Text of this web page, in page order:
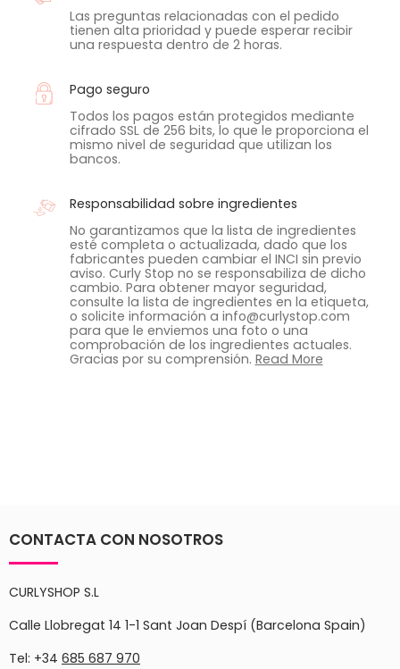
Las preguntas relacionadas con el pedido
tienen alta prioridad y puede esperar recibir
una respuesta dentro de 2 horas.
Pago seguro
Todos los pagos están protegidos mediante
cifrado SSL de 256 bits, lo que le proporciona el
mismo nivel de seguridad que utilizan los
bancos.
Responsabilidad sobre ingredientes
No garantizamos que la lista de ingredientes
esté completa o actualizada, dado que los
fabricantes pueden cambiar el INCI sin previo
aviso. Curly Stop no se responsabiliza de dicho
cambio. Para obtener mayor seguridad,
consulte la lista de ingredientes en la etiqueta,
o solicite información a info@curlystop.com
para que le enviemos una foto o una
comprobación de los ingredientes actuales.
Gracias por su comprensión. Read More
CONTACTA CON NOSOTROS
CURLYSHOP S.L
Calle Llobregat 14 1-1 Sant Joan Despí (Barcelona Spain)
Tel: +34 685 687 970